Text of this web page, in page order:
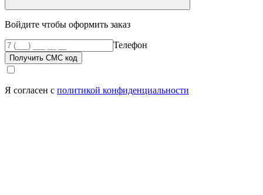
Войдите чтобы оформить заказ
Телефон
Получить СМС код
Я согласен с политикой конфиденциальности